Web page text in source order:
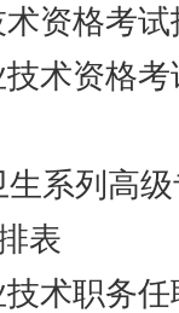
格考试
资格考
列高级
表
职务任